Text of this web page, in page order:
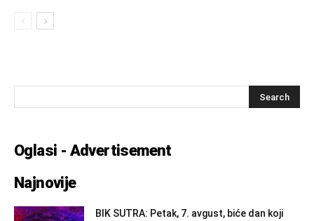
Oglasi - Advertisement
Najnovije
BIK SUTRA: Petak, 7. avgust, biće dan koji